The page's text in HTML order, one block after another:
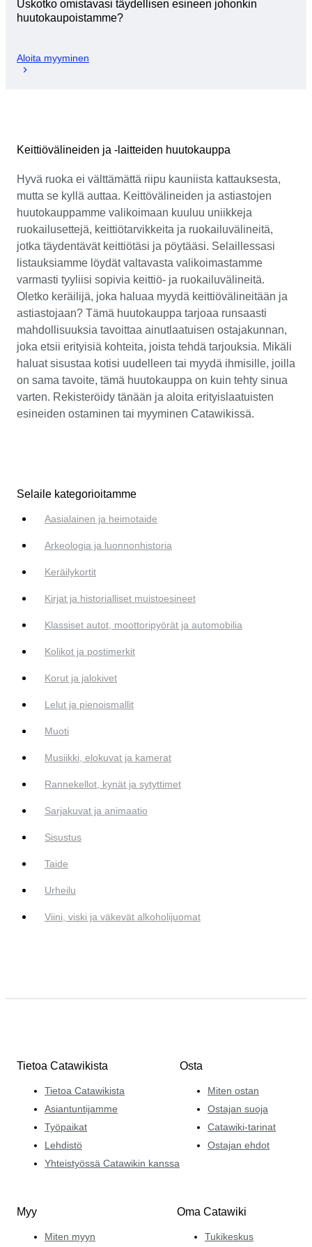
Uskotko omistavasi täydellisen esineen johonkin
huutokaupoistamme?
Aloita myyminen
Keittiövälineiden ja -laitteiden huutokauppa
Hyvä ruoka ei välttämättä riipu kauniista kattauksesta,
mutta se kyllä auttaa. Keittövälineiden ja astiastojen
huutokauppamme valikoimaan kuuluu uniikkeja
ruokailusettejä, keittiötarvikkeita ja ruokailuvälineitä,
jotka täydentävät keittiötäsi ja pöytääsi. Selaillessasi
listauksiamme löydät valtavasta valikoimastamme
varmasti tyyliisi sopivia keittiö- ja ruokailuvälineitä.
Oletko keräilijä, joka haluaa myydä keittiövälineitään ja
astiastojaan? Tämä huutokauppa tarjoaa runsaasti
mahdollisuuksia tavoittaa ainutlaatuisen ostajakunnan,
joka etsii erityisiä kohteita, joista tehdä tarjouksia. Mikäli
haluat sisustaa kotisi uudelleen tai myydä ihmisille, joilla
on sama tavoite, tämä huutokauppa on kuin tehty sinua
varten. Rekisteröidy tänään ja aloita erityislaatuisten
esineiden ostaminen tai myyminen Catawikissä.
Selaile kategorioitamme
Aasialainen ja heimotaide
Arkeologia ja luonnonhistoria
Keräilykortit
Kirjat ja historialliset muistoesineet
Klassiset autot, moottoripyörät ja automobilia
Kolikot ja postimerkit
Korut ja jalokivet
Lelut ja pienoismallit
Muoti
Musiikki, elokuvat ja kamerat
Rannekellot, kynät ja sytyttimet
Sarjakuvat ja animaatio
Sisustus
Taide
Urheilu
Viini, viski ja väkevät alkoholijuomat
Tietoa Catawikista
Tietoa Catawikista
Asiantuntijamme
Työpaikat
Lehdistö
Yhteistyössä Catawikin kanssa
Osta
Miten ostan
Ostajan suoja
Catawiki-tarinat
Ostajan ehdot
Myy
Miten myyn
Oma Catawiki
Tukikeskus